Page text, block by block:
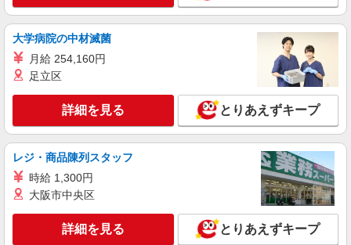
時＞日曜 フルタイム
詳細を見る
ケンタッキーフライドチキン 四谷駅前店
カウンター・キッチンスタッフ ＜優先募集日
時＞平日（月〜金） 11:00〜17:00
大学病院の中材滅菌
月給 254,160円
足立区
詳細を見る とりあえずキープ
レジ・商品陳列スタッフ
時給 1,300円
大阪市中央区
詳細を見る とりあえずキープ